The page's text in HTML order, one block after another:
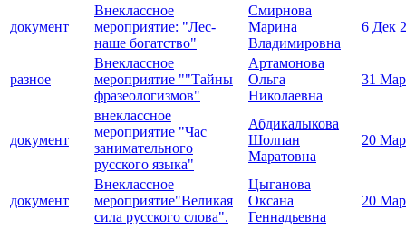
документ
Внеклассное
мероприятие: "Лес-
наше богатство"
Смирнова
Марина
Владимировна
6 Дек
разное
Внеклассное
мероприятие ""Тайны
фразеологизмов"
Артамонова
Ольга
Николаевна
31
документ
внеклассное
мероприятие "Час
занимательного
русского языка"
Абдикалыкова
Шолпан
Маратовна
20
документ
Внеклассное
мероприятие"Великая
сила русского слова".
Цыганова
Оксана
Геннадьевна
20